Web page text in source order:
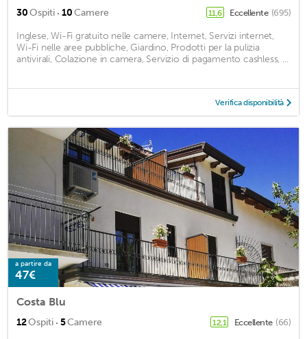
30Ospiti · 10Camere 11,6 Eccellente (695)
Inglese, Wi-Fi gratuito nelle camere, Internet, Servizi internet,
Wi-Fi nelle aree pubbliche, Giardino, Prodotti per la pulizia
antivirali, Colazione in camera, Servizio di pagamento cashless, ...
Verifica disponibilità
a partire da
47€
Costa Blu
12Ospiti · 5Camere 12,1 Eccellente (66)